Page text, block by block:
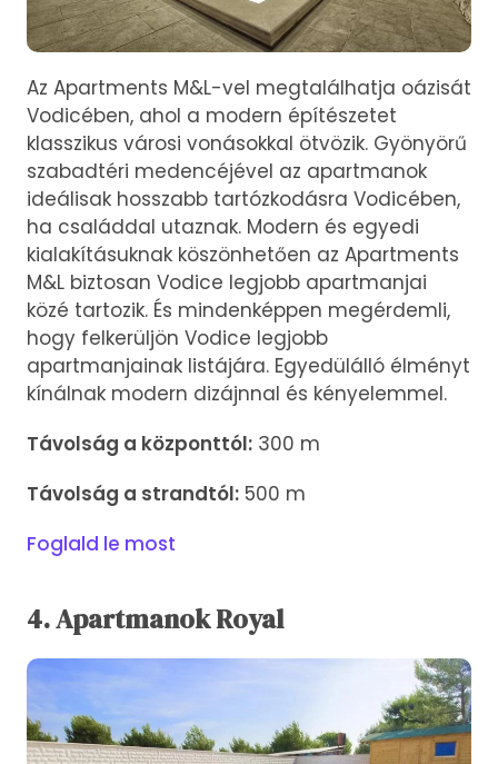
Az Apartments M&L-vel megtalálhatja oázisát
Vodicében, ahol a modern építészetet
klasszikus városi vonásokkal ötvözik. Gyönyörű
szabadtéri medencéjével az apartmanok
ideálisak hosszabb tartózkodásra Vodicében,
ha családdal utaznak. Modern és egyedi
kialakításuknak köszönhetően az Apartments
M&L biztosan Vodice legjobb apartmanjai
közé tartozik. És mindenképpen megérdemli,
hogy felkerüljön Vodice legjobb
apartmanjainak listájára. Egyedülálló élményt
kínálnak modern dizájnnal és kényelemmel.
Távolság a központtól: 300 m
Távolság a strandtól: 500 m
Foglald le most
4. Apartmanok Royal